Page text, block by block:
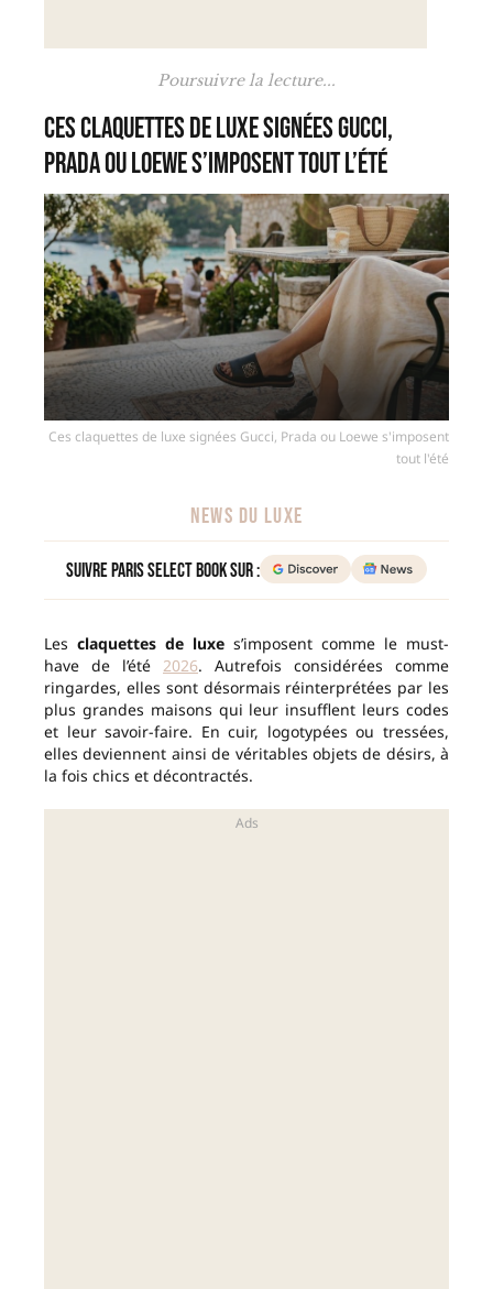
Poursuivre la lecture...
Ces claquettes de luxe signées Gucci,
Prada ou Loewe s’imposent tout l’été
Ces claquettes de luxe signées Gucci, Prada ou Loewe s'imposent
tout l'été
NEWS DU LUXE
Suivre Paris Select Book sur :
Les claquettes de luxe s’imposent comme le must-
have de l’été 2026. Autrefois considérées comme
ringardes, elles sont désormais réinterprétées par les
plus grandes maisons qui leur insufflent leurs codes
et leur savoir-faire. En cuir, logotypées ou tressées,
elles deviennent ainsi de véritables objets de désirs, à
la fois chics et décontractés.